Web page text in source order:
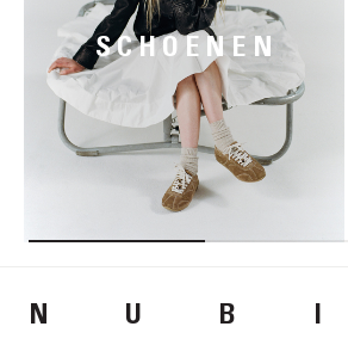
SCHOENEN
N U B I